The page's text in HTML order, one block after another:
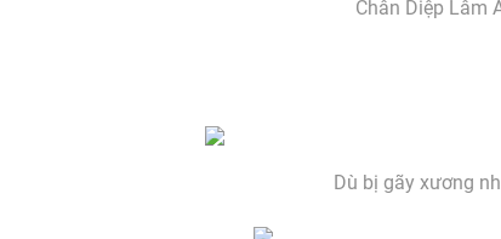
Chân Diệp Lâm
Dù bị gãy xương